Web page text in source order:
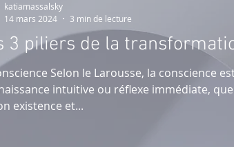
3 piliers de la
Selon le Larousse, la conscience
intuitive ou réflexe immédiate,
existence et...
katiamassalsky
14 mars 2024
3 min de lecture